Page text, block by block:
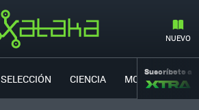
NUEVO
CIENCIA MOVILIDAD
Suscríbete a